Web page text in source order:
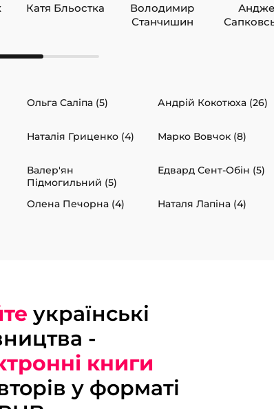
Катя Бльостка
Володимир
Станчишин
Ольга Саліпа (5) Андрій Кокотюха (26)
Наталія Гриценко (4) Марко Вовчок (8)
Валер'ян
Підмогильний (5)
Едвард Сент-Обін (5)
Олена Печорна (4) Наталя Лапіна (4)
українські
-
книги
у форматі